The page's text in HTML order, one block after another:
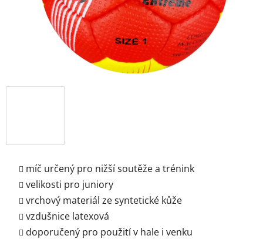
míč určený pro nižší soutěže a trénink
velikosti pro juniory
vrchový materiál ze syntetické kůže
vzdušnice latexová
doporučený pro použití v hale i venku